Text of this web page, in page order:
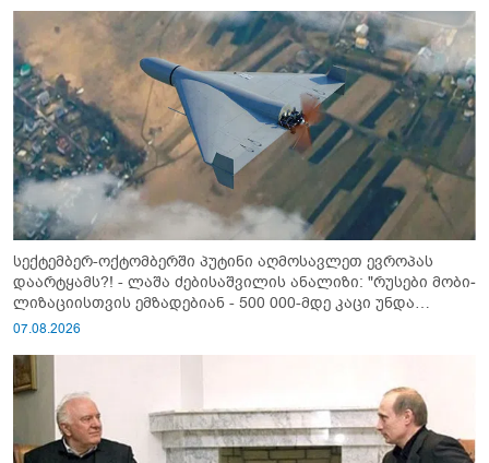
სექტემბერ-ოქტომბერში პუტინი აღმოსავლეთ ევროპას
დაარტყამს?! - ლაშა ძებისაშვილის ანალიზი: "რუსები მობი­
ლიზაციისთვის ემზადებიან - 500 000-მდე კაცი უნდა
გაიწვიონ ომში"
07.08.2026